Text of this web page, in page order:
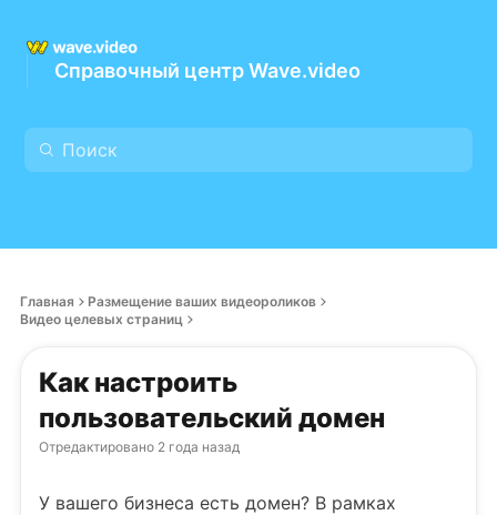
Справочный центр Wave.video
Главная
Размещение ваших видеороликов
Видео целевых страниц
Как настроить
пользовательский домен
Отредактировано 2 года назад
У вашего бизнеса есть домен? В рамках